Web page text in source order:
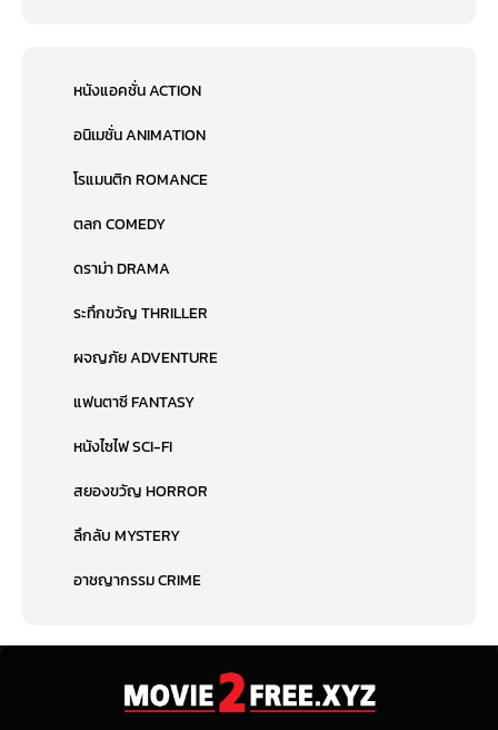
หนังแอคชั่น ACTION
อนิเมชั่น ANIMATION
โรแมนติก ROMANCE
ตลก COMEDY
ดราม่า DRAMA
ระทึกขวัญ THRILLER
ผจญภัย ADVENTURE
แฟนตาซี FANTASY
หนังไซไฟ SCI-FI
สยองขวัญ HORROR
ลึกลับ MYSTERY
อาชญากรรม CRIME